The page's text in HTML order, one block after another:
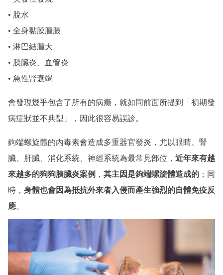
• 脫水
• 全身黏膜腫脹
• 淋巴結腫大
• 胰臟炎、血管炎
• 急性腎衰竭
會發現幾乎包含了所有的病癥，就如同前面所提到「初期發
病症狀並不典型」，因此很容易誤診。
鉤端螺旋體的內毒素會造成多重器官發炎，尤以眼睛、腎
臟、肝臟、消化系統、神經系統為最常見部位， 近年來有越
來越多的狗狗胰臟炎案例 ， 其主因是鉤端螺旋體造成的 ；同
時， 身體也會因為抵抗外來者入侵而產生強烈的自體免疫反
應。